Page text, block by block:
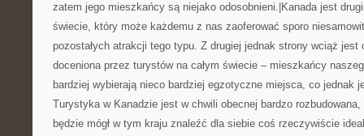
zatem jego mieszkańcy są niejako odosobnieni.|Kanada jest
świecie, który może każdemu z nas zaoferować sporo
pozostałych atrakcji tego typu. Z drugiej jednak strony wciąż jest
doceniona przez turystów na całym świecie – mieszkańcy
bardziej wybierają nieco bardziej egzotyczne miejsca, co jednak
Turystyka w Kanadzie jest w chwili obecnej bardzo
będzie mógł w tym kraju znaleźć dla siebie coś rzeczywiście